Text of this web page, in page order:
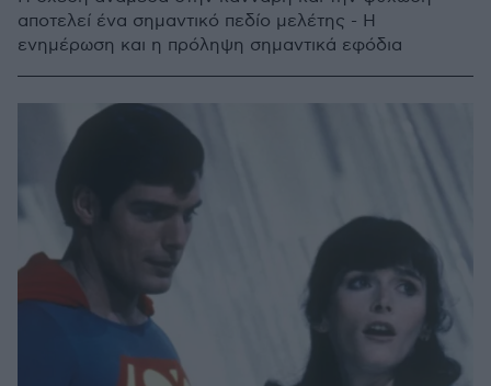
αποτελεί ένα σημαντικό πεδίο μελέτης - Η
ενημέρωση και η πρόληψη σημαντικά εφόδια